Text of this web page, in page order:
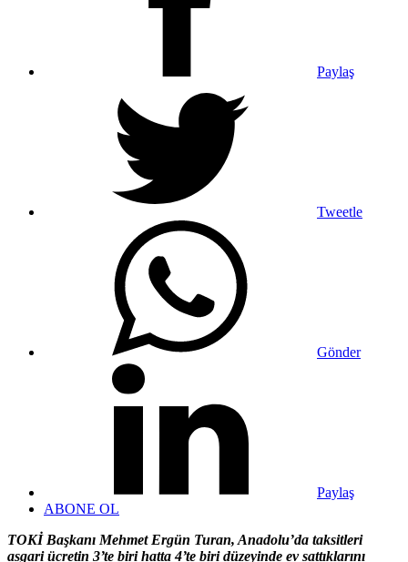
Paylaş
Tweetle
Gönder
Paylaş
ABONE OL
TOKİ Başkanı Mehmet Ergün Turan, Anadolu’da taksitleri
asgari ücretin 3’te biri hatta 4’te biri düzeyinde ev sattıklarını